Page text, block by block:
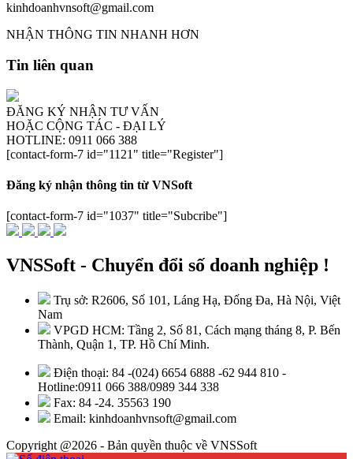
kinhdoanhvnsoft@gmail.com
NHẬN THÔNG TIN NHANH HƠN
Tin liên quan
ĐĂNG KÝ NHẬN TƯ VẤN
HOẶC CỘNG TÁC - ĐẠI LÝ
HOTLINE: 0911 066 388
[contact-form-7 id="1121" title="Register"]
Đăng ký nhận thông tin từ VNSoft
[contact-form-7 id="1037" title="Subcribe"]
VNSSoft - Chuyển đổi số doanh nghiệp !
Trụ sở: R2606, Số 101, Láng Hạ, Đống Đa, Hà Nội, Việt
Nam
VPGD HCM: Tầng 2, Số 81, Cách mạng tháng 8, P. Bến
Thành, Quận 1, TP. Hồ Chí Minh.
Điện thoại: 84 -(024) 6654 6888 -62 944 810 -
Hotline:0911 066 388/0989 344 338
Fax: 84 -24. 35563 190
Email: kinhdoanhvnsoft@gmail.com
Copyright @2026 - Bản quyền thuộc về VNSSoft